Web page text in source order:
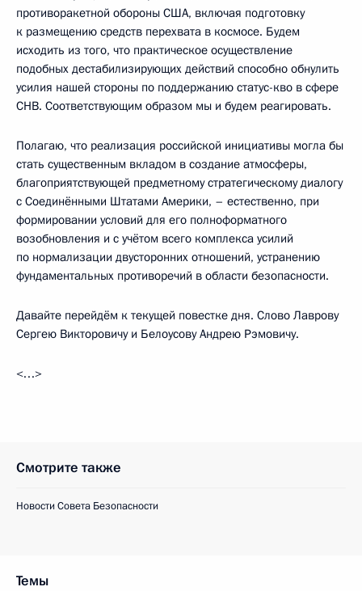
противоракетной обороны США, включая подготовку
к размещению средств перехвата в космосе. Будем
исходить из того, что практическое осуществление
подобных дестабилизирующих действий способно обнулить
усилия нашей стороны по поддержанию статус-кво в сфере
СНВ. Соответствующим образом мы и будем реагировать.
Полагаю, что реализация российской инициативы могла бы
стать существенным вкладом в создание атмосферы,
благоприятствующей предметному стратегическому диалогу
с Соединёнными Штатами Америки, – естественно, при
формировании условий для его полноформатного
возобновления и с учётом всего комплекса усилий
по нормализации двусторонних отношений, устранению
фундаментальных противоречий в области безопасности.
Давайте перейдём к текущей повестке дня. Слово Лаврову
Сергею Викторовичу и Белоусову Андрею Рэмовичу.
<…>
Смотрите также
Новости Совета Безопасности
Темы